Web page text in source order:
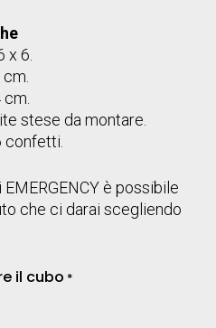
x 6.
cm.
stese da montare.
confetti.
è possibile
che ci darai scegliendo
il cubo *